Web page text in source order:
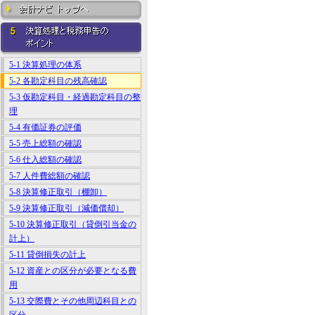
5-1 決算処理の体系
5-2 各勘定科目の残高確認
5-3 仮勘定科目・経過勘定科目の整
理
5-4 有価証券の評価
5-5 売上総額の確認
5-6 仕入総額の確認
5-7 人件費総額の確認
5-8 決算修正取引（棚卸）
5-9 決算修正取引（減価償却）
5-10 決算修正取引（貸倒引当金の
計上）
5-11 貸倒損失の計上
5-12 資産との区分が必要となる費
用
5-13 交際費とその他周辺科目との